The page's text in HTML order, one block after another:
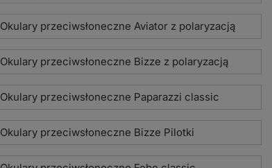
Okulary przeciwsłoneczne Aviator z polaryzacją
Okulary przeciwsłoneczne Bizze z polaryzacją
Okulary przeciwsłoneczne Paparazzi classic
Okulary przeciwsłoneczne Bizze Pilotki